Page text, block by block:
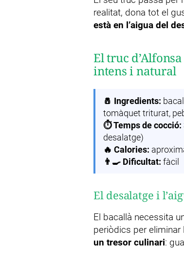
realitat, dona tot el
està en l’aigua del
El truc
intens i natural
🧂 Ingredients:
tomàquet triturat,
⏱️ Temps de cocció:
desalatge)
🔥 Calories:
👨‍🍳 Dificultat: fàcil
El desalatge i
El bacallà necessita
periòdics per eliminar
un tresor culinari: